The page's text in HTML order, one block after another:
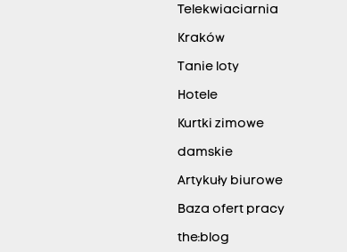
Telekwiaciarnia
Kraków
Tanie loty
Hotele
Kurtki zimowe
damskie
Artykuły biurowe
Baza ofert pracy
the:blog